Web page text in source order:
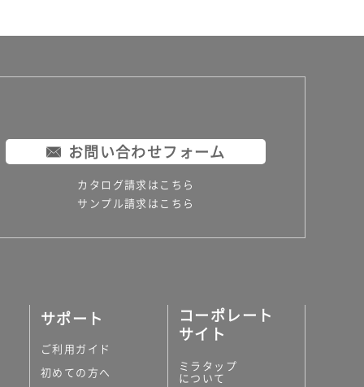
お問い合わせフォーム
カタログ請求はこちら
サンプル請求はこちら
サポート
ご利用ガイド
初めての方へ
コーポレート
サイト
ミラタップ
について